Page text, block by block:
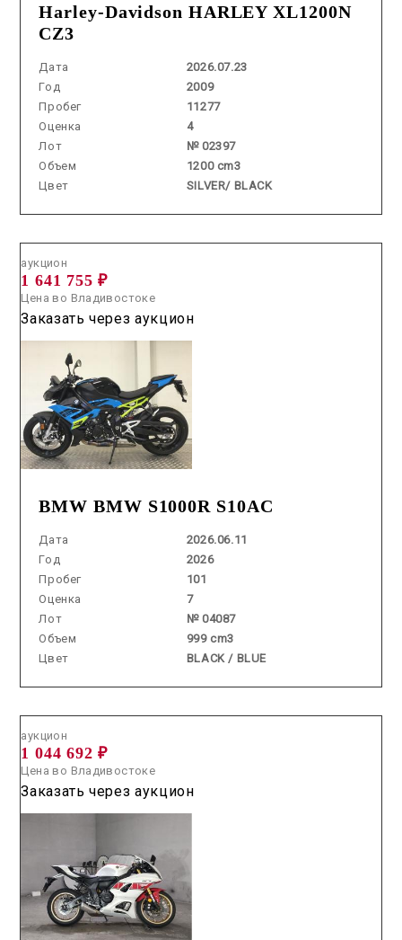
Harley-Davidson HARLEY XL1200N
CZ3
Дата
2026.07.23
Год
2009
Пробег
11277
Оценка
4
Лот
№ 02397
Объем
1200 cm3
Цвет
SILVER/ BLACK
BMW BMW S1000R S10AC
Дата
2026.06.11
Год
2026
Пробег
101
Оценка
7
Лот
№ 04087
Объем
999 cm3
Цвет
BLACK / BLUE
аукцион
1 641 755 ₽
Цена во Владивостоке
Заказать через аукцион
аукцион
1 044 692 ₽
Цена во Владивостоке
Заказать через аукцион